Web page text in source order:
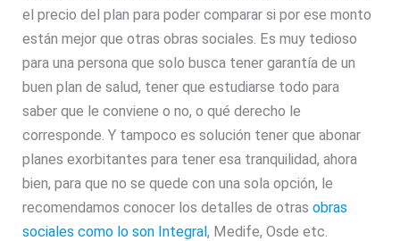
el precio del plan para poder comparar si por ese monto
están mejor que otras obras sociales. Es muy tedioso
para una persona que solo busca tener garantía de un
buen plan de salud, tener que estudiarse todo para
saber que le conviene o no, o qué derecho le
corresponde. Y tampoco es solución tener que abonar
planes exorbitantes para tener esa tranquilidad, ahora
bien, para que no se quede con una sola opción, le
recomendamos conocer los detalles de otrasobras
sociales como lo son Integral, Medife, Osde etc.